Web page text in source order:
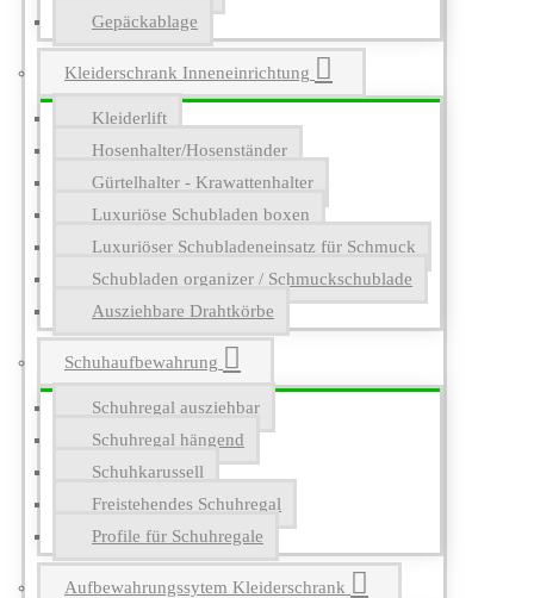
Gepäckablage
Kleiderschrank Inneneinrichtung
Kleiderlift
Hosenhalter/Hosenständer
Gürtelhalter - Krawattenhalter
Luxuriöse Schubladen boxen
Luxuriöser Schubladeneinsatz für Schmuck
Schubladen organizer / Schmuckschublade
Ausziehbare Drahtkörbe
Schuhaufbewahrung
Schuhregal ausziehbar
Schuhregal hängend
Schuhkarussell
Freistehendes Schuhregal
Profile für Schuhregale
Aufbewahrungssytem Kleiderschrank